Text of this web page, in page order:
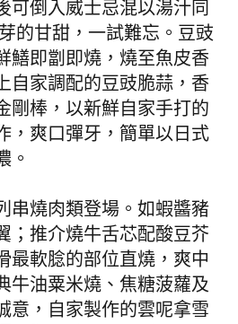
可倒入威士忌混以湯汁同
的甘甜，一試難忘。豆豉
鱔即劏即燒，燒至魚皮香
自家調配的豆豉脆蒜，香
剛棒，以新鮮自家手打的
，爽口彈牙，簡單以日式
。
串燒肉類登場。如蝦醬豬
；推介燒牛舌芯配酸豆芥
最軟腍的部位直燒，爽中
牛油粟米燒、焦糖菠蘿及
意，自家製作的雲呢拿雪